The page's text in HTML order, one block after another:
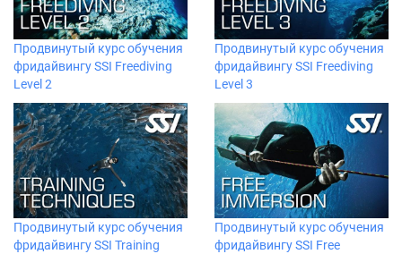
Продвинутый курс обучения
фридайвингу SSI Freediving
Level 2
Продвинутый курс обучения
фридайвингу SSI Freediving
Level 3
Продвинутый курс обучения
фридайвингу SSI Training
Продвинутый курс обучения
фридайвингу SSI Free